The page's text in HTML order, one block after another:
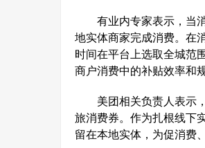
有业内专家表示，当消
地实体商家完成消费。在
时间在平台上选取全城范
商户消费中的补贴效率和
美团相关负责人表示，
旅消费券。作为扎根线下
留在本地实体，为促消费